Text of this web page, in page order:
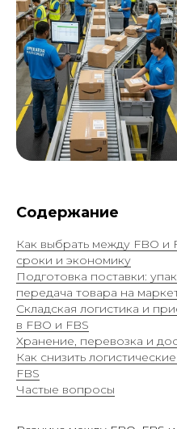
Содержание
Как выбрать между FBO и
сроки и экономику
Подготовка поставки:
передача товара на
Складская логистика и
в FBO и FBS
Хранение, перевозка и
Как снизить
FBS
Частые вопросы
ОРГАНИЗУЕМ
НА ВБ И ОЗОН В